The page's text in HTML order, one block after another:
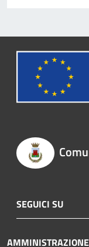
SEGUICI SU
AMMINISTRAZIONE